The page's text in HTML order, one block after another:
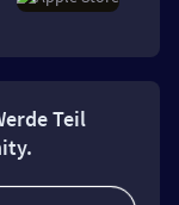
Teil